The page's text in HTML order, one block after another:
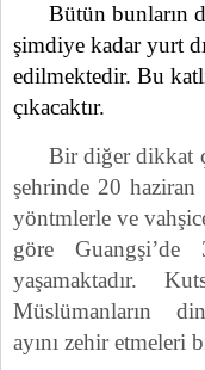
Bütün bunların
şimdiye kadar yurt
edilmektedir. Bu
çıkacaktır.
Bir diğer dikkat
şehrinde 20
yöntmlerle ve
göre
yaşamaktadır.
Müslümanların dini
ayını zehir etmeleri